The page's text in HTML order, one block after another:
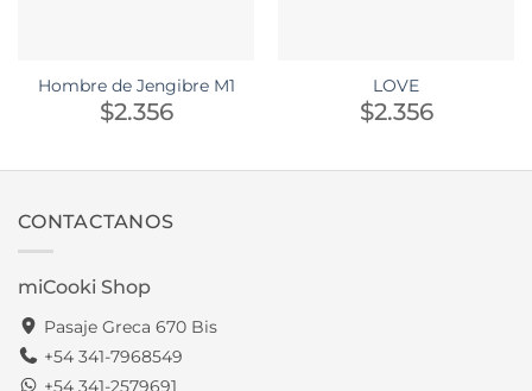
Hombre de Jengibre M1
$2.356
LOVE
$2.356
CONTACTANOS
miCooki Shop
Pasaje Greca 670 Bis
+54 341-7968549
+54 341-2579691